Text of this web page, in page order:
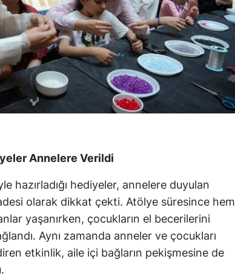
Annelere Verildi
hazırladığı hediyeler, annelere duyulan
olarak dikkat çekti. Atölye süresince hem
yaşanırken, çocukların el becerilerini
Aynı zamanda anneler ve çocukları
etkinlik, aile içi bağların pekişmesine de